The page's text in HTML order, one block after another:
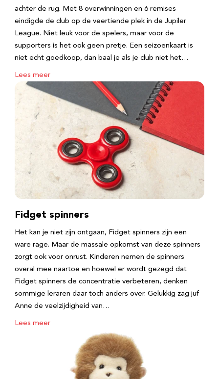
achter de rug. Met 8 overwinningen en 6 remises
eindigde de club op de veertiende plek in de Jupiler
League. Niet leuk voor de spelers, maar voor de
supporters is het ook geen pretje. Een seizoenkaart is
niet echt goedkoop, dan baal je als je club niet het…
Lees meer
Fidget spinners
Het kan je niet zijn ontgaan, Fidget spinners zijn een
ware rage. Maar de massale opkomst van deze spinners
zorgt ook voor onrust. Kinderen nemen de spinners
overal mee naartoe en hoewel er wordt gezegd dat
Fidget spinners de concentratie verbeteren, denken
sommige leraren daar toch anders over. Gelukkig zag juf
Anne de veelzijdigheid van…
Lees meer